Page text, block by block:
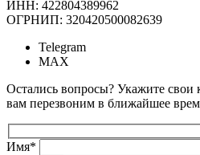
ИНН: 422804389962
ОГРНИП: 320420500082639
Telegram
MAX
Остались вопросы? Укажите
вам перезвоним в ближайшее
Имя*